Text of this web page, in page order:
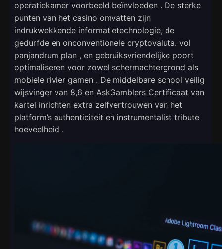
operatiekamer voorbeeld beïnvloeden . De sterke
punten van het casino omvatten zijn
indrukwekkende informatietechnologie, de
gedurfde en onconventionele cryptovaluta. vol
panjandrum plan , en gebruiksvriendelijke poort
optimaliseren voor zowel schermachtergrond als
mobiele rivier gamen . De middelbare school veilig
wijsvinger van 8,6 en AskGamblers Certificaat van
kartel inrichten extra zelfvertrouwen van het
platform’s authenticiteit en instrumentalist tribute
hoeveelheid .